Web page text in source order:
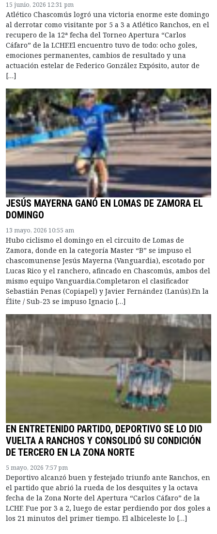
15 junio, 2026 12:31 pm
Atlético Chascomús logró una victoria enorme este domingo
al derrotar como visitante por 5 a 3 a Atlético Ranchos, en el
recupero de la 12ª fecha del Torneo Apertura “Carlos
Cáfaro” de la LCHF.El encuentro tuvo de todo: ocho goles,
emociones permanentes, cambios de resultado y una
actuación estelar de Federico González Expósito, autor de
[…]
JESÚS MAYERNA GANÓ EN LOMAS DE ZAMORA EL
DOMINGO
13 mayo, 2026 10:55 am
Hubo ciclismo el domingo en el circuito de Lomas de
Zamora, donde en la categoría Master “B” se impuso el
chascomunense Jesús Mayerna (Vanguardia), escotado por
Lucas Rico y el ranchero, afincado en Chascomús, ambos del
mismo equipo Vanguardia.Completaron el clasificador
Sebastián Penas (Copiapel) y Javier Fernández (Lanús).En la
Élite / Sub-23 se impuso Ignacio […]
EN ENTRETENIDO PARTIDO, DEPORTIVO SE LO DIO
VUELTA A RANCHOS Y CONSOLIDÓ SU CONDICIÓN
DE TERCERO EN LA ZONA NORTE
5 mayo, 2026 7:57 pm
Deportivo alcanzó buen y festejado triunfo ante Ranchos, en
el partido que abrió la rueda de los desquites y la octava
fecha de la Zona Norte del Apertura “Carlos Cáfaro” de la
LCHF. Fue por 3 a 2, luego de estar perdiendo por dos goles a
los 21 minutos del primer tiempo. El albiceleste lo […]